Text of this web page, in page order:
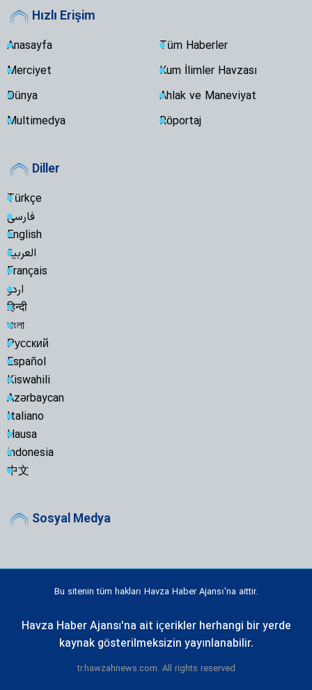
Hızlı Erişim
Anasayfa
Tüm Haberler
Merciyet
Kum İlimler Havzası
Dünya
Ahlak ve Maneviyat
Multimedya
Röportaj
Diller
Türkçe
فارسی
English
العربية
Français
اردو
हिन्दी
বাংলা
Русский
Español
Kiswahili
Azərbaycan
Italiano
Hausa
indonesia
中文
Sosyal Medya
Bu sitenin tüm hakları Havza Haber Ajansı'na aittir.
Havza Haber Ajansı'na ait içerikler herhangi bir yerde
kaynak gösterilmeksizin yayınlanabilir.
tr.hawzahnews.com. All rights reserved